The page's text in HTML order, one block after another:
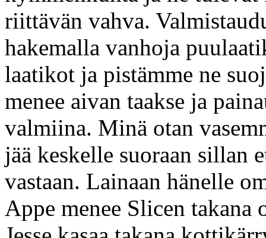
riittävän vahva.
hakemalla vanhoja
laatikot ja pistämme ne
menee aivan taakse ja
valmiina. Minä otan
jää keskelle suoraan sillan
vastaan. Lainaan hänelle
Appe menee Slicen